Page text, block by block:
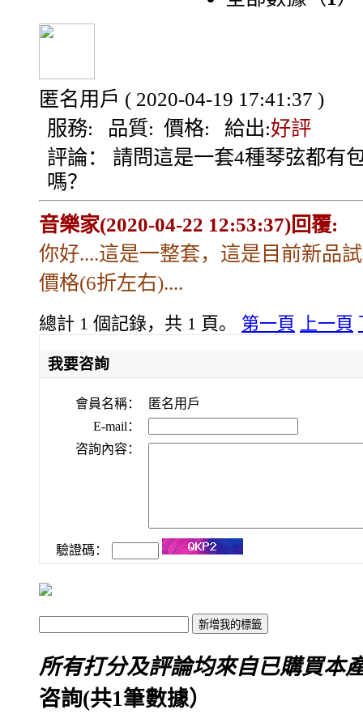
匿名用戶 ( 2020-04-19 17:41:37 )
服務: 品質: 價格: 給出:好評
評論：
請問這是一套4種琴弦都有
嗎？
音樂家(2020-04-22 12:53:37)回覆:
你好....這是一整套，這是目前新品
價格(6折左右)....
總計 1 個記錄，共 1 頁。 第一頁 上一頁
我要咨詢
會員名稱：
匿名用戶
E-mail：
咨詢內容：
驗證碼：
所有打分及評論均來自已購買本
咨詢(共1筆數據）